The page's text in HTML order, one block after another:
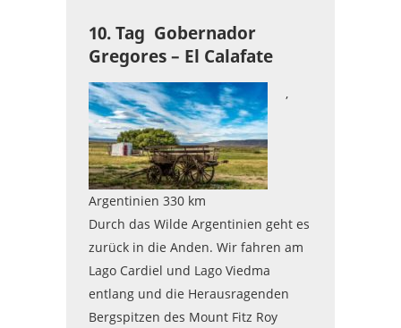
10. Tag Gobernador
Gregores – El Calafate
,
Argentinien 330 km
Durch das Wilde Argentinien geht es
zurück in die Anden. Wir fahren am
Lago Cardiel und Lago Viedma
entlang und die Herausragenden
Bergspitzen des Mount Fitz Roy